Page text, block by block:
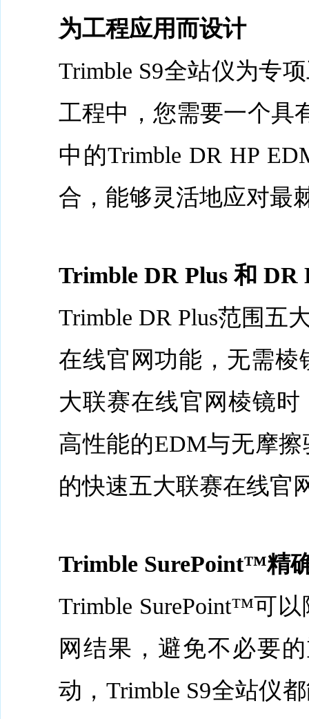
为工程应用而设计
Trimble S9全站仪为专
工程中，您需要一个具
中的Trimble DR HP
合，能够灵活地应对最
Trimble DR Plus 和 DR
Trimble DR Plus范围五
在线官网功能，无需
大联赛在线官网棱镜时
高性能的EDM与无摩
的快速五大联赛在线官
Trimble SurePoint™精
Trimble SurePoint™可
网结果，避免不必要
动，Trimble S9全站仪